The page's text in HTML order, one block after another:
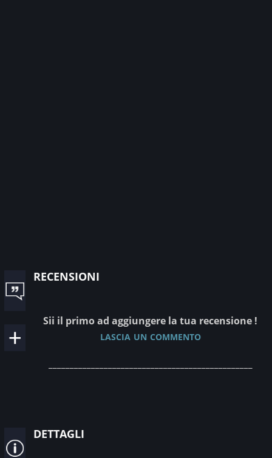
recensioni
Sii il primo ad aggiungere la tua recensione !
lascia un commento
dettagli